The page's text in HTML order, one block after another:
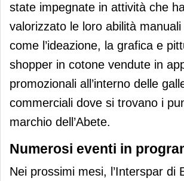
state impegnate in attività che
valorizzato le loro abilità
come l’ideazione, la grafica e
shopper in cotone vendute in
promozionali all’interno delle
commerciali dove si trovano i
marchio dell’Abete.
Numerosi eventi in
Nei prossimi mesi, l’Interspar di